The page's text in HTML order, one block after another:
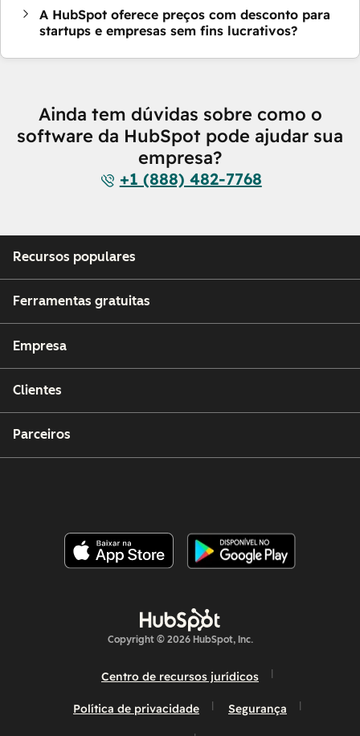
A HubSpot oferece preços com desconto para
startups e empresas sem fins lucrativos?
Ainda tem dúvidas sobre como o
software da HubSpot pode ajudar sua
empresa?
+1 (888) 482-7768
Recursos populares
Ferramentas gratuitas
Empresa
Clientes
Parceiros
Copyright © 2026 HubSpot, Inc.
Centro de recursos jurídicos
Política de privacidade Segurança